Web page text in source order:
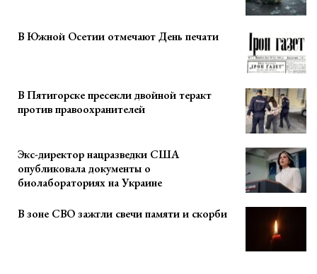
В Южной Осетии отмечают День печати
В Пятигорске пресекли двойной теракт
против правоохранителей
Экс-директор нацразведки США
опубликовала документы о
биолабораториях на Украине
В зоне СВО зажгли свечи памяти и скорби